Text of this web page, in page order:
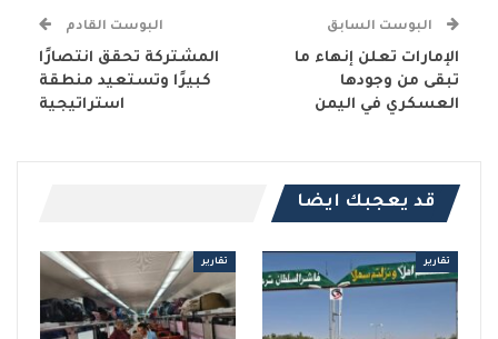
البوست السابق
الإمارات تعلن إنهاء ما
تبقى من وجودها
العسكري في اليمن
البوست القادم
المشتركة تحقق انتصارًا
كبيرًا وتستعيد منطقة
استراتيجية
قد يعجبك ايضا
تقارير تقارير